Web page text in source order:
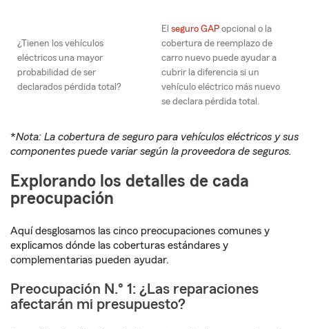
¿Tienen los vehículos
eléctricos una mayor
probabilidad de ser
declarados pérdida total?
El seguro GAP opcional o la
cobertura de reemplazo de
carro nuevo puede ayudar a
cubrir la diferencia si un
vehículo eléctrico más nuevo
se declara pérdida total.
*Nota: La cobertura de seguro para vehículos eléctricos y sus
componentes puede variar según la proveedora de seguros.
Explorando los detalles de cada
preocupación
Aquí desglosamos las cinco preocupaciones comunes y
explicamos dónde las coberturas estándares y
complementarias pueden ayudar.
Preocupación N.° 1: ¿Las reparaciones
afectarán mi presupuesto?